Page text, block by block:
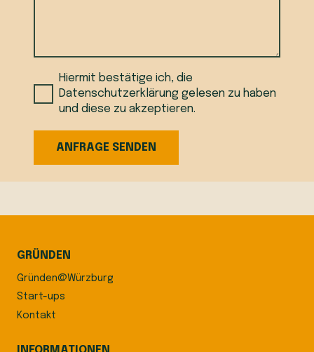
Hiermit bestätige ich, die
Datenschutzerklärung gelesen zu haben
und diese zu akzeptieren.
ANFRAGE SENDEN
GRÜNDEN
Gründen@Würzburg
Start-ups
Kontakt